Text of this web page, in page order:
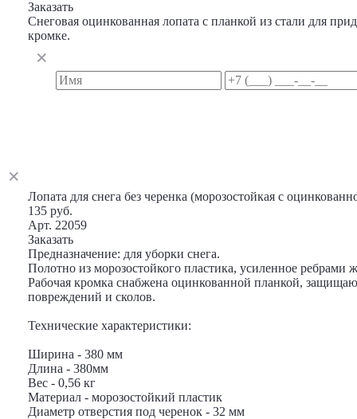
Заказать
Снеговая оцинкованная лопата с планкой из стали для
кромке.
Лопата для снега без черенка (морозостойкая с
135 руб.
Арт. 22059
Заказать
Предназначение: для уборки снега.
Полотно из морозостойкого пластика, усиленное ребрами
Рабочая кромка снабжена оцинкованной планкой,
повреждений и сколов.
Технические характеристики:
Ширина - 380 мм
Длина - 380мм
Вес - 0,56 кг
Материал - морозостойкий пластик
Диаметр отверстия под черенок - 32 мм